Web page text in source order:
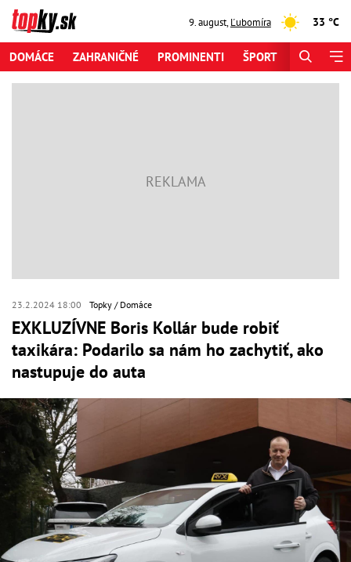
9. august,Ľubomíra 33 °C
DOMÁCE ZAHRANIČNÉ PROMINENTI ŠPORT
23.2.2024 18:00 Topky Domáce
EXKLUZÍVNE Boris Kollár bude robiť
taxikára: Podarilo sa nám ho zachytiť, ako
nastupuje do auta